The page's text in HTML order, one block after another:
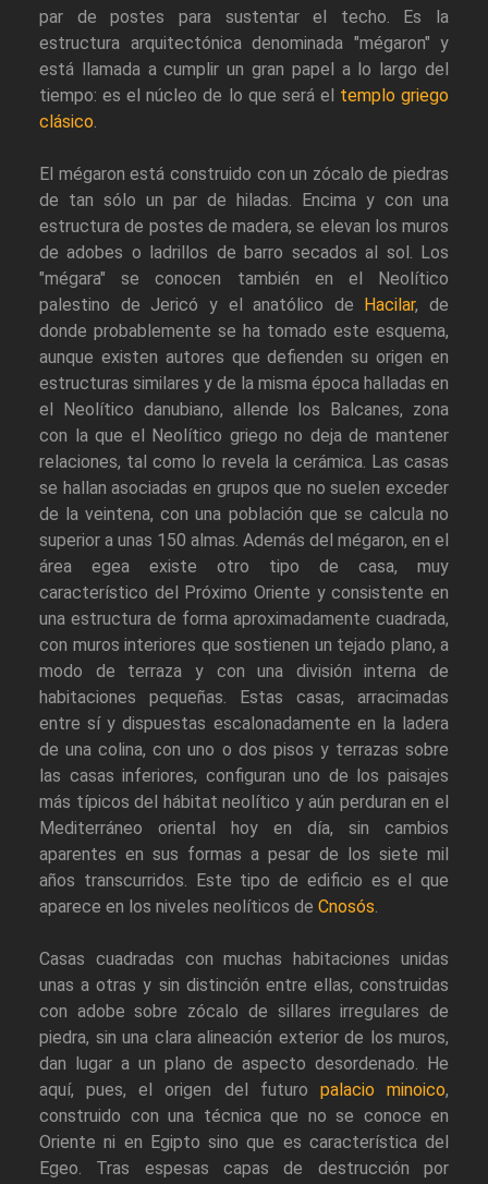
par de postes para sustentar el techo. Es la
estructura arquitectónica denominada "mégaron" y
está llamada a cumplir un gran papel a lo largo del
tiempo: es el núcleo de lo que será el templo griego
clásico.
El mégaron está construido con un zócalo de piedras
de tan sólo un par de hiladas. Encima y con una
estructura de postes de madera, se elevan los muros
de adobes o ladrillos de barro secados al sol. Los
"mégara" se conocen también en el Neolítico
palestino de Jericó y el anatólico de
Hacilar, de
donde probablemente se ha tomado este esquema,
aunque existen autores que defienden su origen en
estructuras similares y de la misma época halladas en
el Neolítico danubiano, allende los Balcanes, zona
con la que el Neolítico griego no deja de mantener
relaciones, tal como lo revela la cerámica. Las casas
se hallan asociadas en grupos que no suelen exceder
de la veintena, con una población que se calcula no
superior a unas 150 almas. Además del mégaron, en el
área egea existe otro tipo de casa, muy
característico del Próximo Oriente y consistente en
una estructura de forma aproximadamente cuadrada,
con muros interiores que sostienen un tejado plano, a
modo de terraza y con una división interna de
habitaciones pequeñas. Estas casas, arracimadas
entre sí y dispuestas escalonadamente en la ladera
de una colina, con uno o dos pisos y terrazas sobre
las casas inferiores, configuran uno de los paisajes
más típicos del hábitat neolítico y aún perduran en el
Mediterráneo oriental hoy en día, sin cambios
aparentes en sus formas a pesar de los siete mil
años transcurridos. Este tipo de edificio es el que
aparece en los niveles neolíticos de Cnosós.
Casas cuadradas con muchas habitaciones unidas
unas a otras y sin distinción entre ellas, construidas
con adobe sobre zócalo de sillares irregulares de
piedra, sin una clara alineación exterior de los muros,
dan lugar a un plano de aspecto desordenado. He
aquí, pues, el origen del futuro palacio minoico,
construido con una técnica que no se conoce en
Oriente ni en Egipto sino que es característica del
Egeo. Tras espesas capas de destrucción por